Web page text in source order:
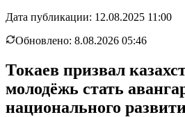
Дата публикации: 12.08.2025 11:00
Обновлено: 8.08.2026 05:46
Токаев призвал
молодёжь стать
национального